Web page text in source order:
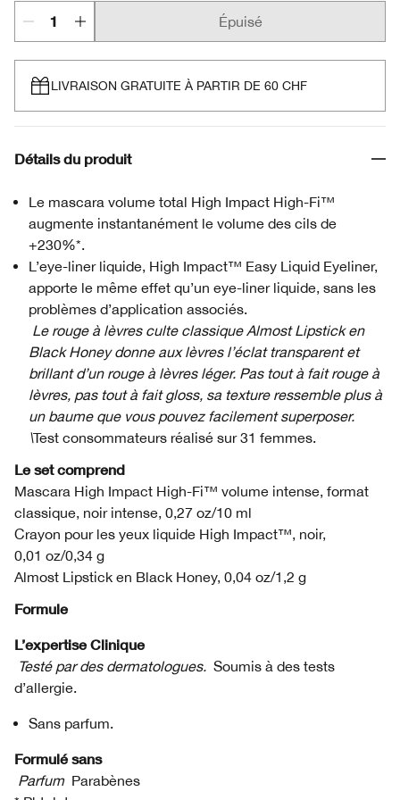
Épuisé
LIVRAISON GRATUITE À PARTIR DE 60 CHF
Détails du produit
Le mascara volume total High Impact High-Fi™
augmente instantanément le volume des cils de
+230%*.
L’eye-liner liquide, High Impact™ Easy Liquid Eyeliner,
apporte le même effet qu’un eye-liner liquide, sans les
problèmes d’application associés.
Le rouge à lèvres culte classique Almost Lipstick en
Black Honey donne aux lèvres l’éclat transparent et
brillant d’un rouge à lèvres léger. Pas tout à fait rouge à
lèvres, pas tout à fait gloss, sa texture ressemble plus à
un baume que vous pouvez facilement superposer.
\Test consommateurs réalisé sur 31 femmes.
Le set comprend
Mascara High Impact High-Fi™ volume intense, format
classique, noir intense, 0,27 oz/10 ml
Crayon pour les yeux liquide High Impact™, noir,
0,01 oz/0,34 g
Almost Lipstick en Black Honey, 0,04 oz/1,2 g
Formule
L’expertise Clinique
Testé par des dermatologues. Soumis à des tests
d’allergie.
Sans parfum.
Formulé sans
Parfum Parabènes